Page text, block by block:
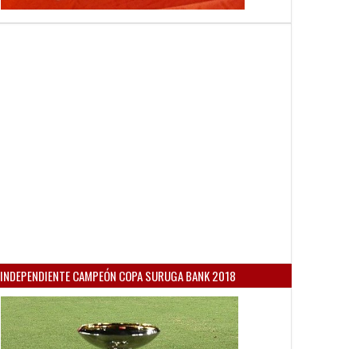
INDEPENDIENTE CAMPEÓN COPA SURUGA BANK 2018